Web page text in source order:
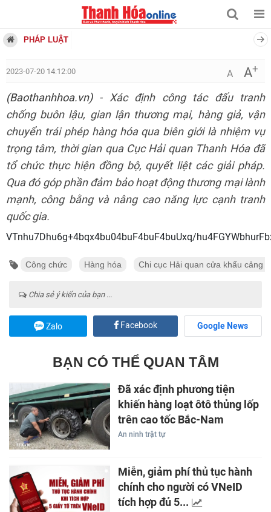
PHÁP LUẬT
2023-07-20 14:12:00 A A+
(Baothanhhoa.vn)- Xác định công tác đấu tranh
chống buôn lậu, gian lận thương mại, hàng giả, vận
chuyển trái phép hàng hóa qua biên giới là nhiệm vụ
trọng tâm, thời gian qua Cục Hải quan Thanh Hóa đã
tổ chức thực hiện đồng bộ, quyết liệt các giải pháp.
Qua đó góp phần đảm bảo hoạt động thương mại lành
mạnh, công bằng và nâng cao năng lực cạnh tranh
quốc gia.
Công chức Hàng hóa Chi cục Hải quan cửa khẩu cảng
Chia sẻ ý kiến của bạn ...
Zalo Facebook Google News
BẠN CÓ THỂ QUAN TÂM
Đã xác định phương tiện
khiến hàng loạt ôtô thủng lốp
trên cao tốc Bắc-Nam
An ninh trật tự
Miễn, giảm phí thủ tục hành
chính cho người có VNeID
tích hợp đủ 5...